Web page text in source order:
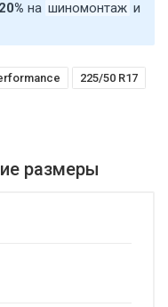
на шиномонтаж и
225/50 R17
размеры